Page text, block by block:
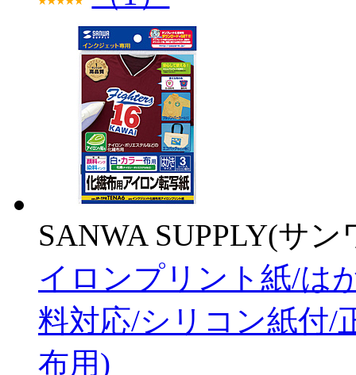
SANWA SUPPLY(サ
イロンプリント紙/は
料対応/シリコン紙付/
布用)